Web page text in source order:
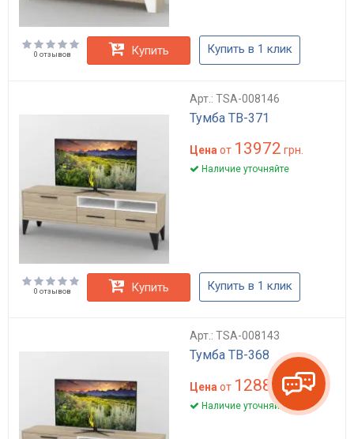
0 отзывов Купить Купить в 1 клик
Арт.: TSA-008146
Тумба ТВ-371
Цена от 13972 грн.
Наличие уточняйте
0 отзывов Купить Купить в 1 клик
Арт.: TSA-008143
Тумба ТВ-368
Цена от 12884 грн.
Наличие уточняйте